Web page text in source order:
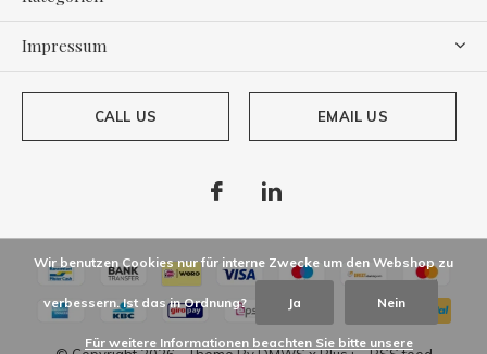
Impressum
CALL US EMAIL US
Wir benutzen Cookies nur für interne Zwecke um den Webshop zu
verbessern. Ist das in Ordnung? Ja Nein
Für weitere Informationen beachten Sie bitte unsere